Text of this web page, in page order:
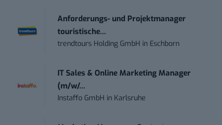
Anforderungs- und Projektmanager
touristische...
trendtours Holding GmbH in Eschborn
IT Sales & Online Marketing Manager
(m/w/...
Instaffo GmbH in Karlsruhe